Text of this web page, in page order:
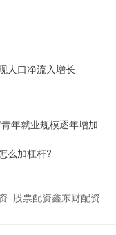
人口净流入增长
年就业规模逐年增加
么加杠杆?
_股票配资鑫东财配资